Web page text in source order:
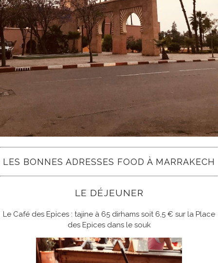
LES BONNES ADRESSES FOOD À MARRAKECH
LE DÉJEUNER
Le Café des Epices : tajine à 65 dirhams soit 6,5 € sur la Place
des Epices dans le souk